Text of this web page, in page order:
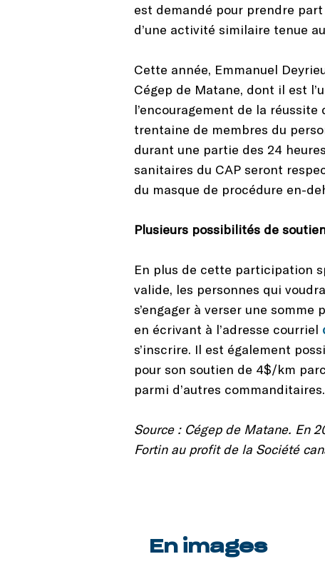
est demandé pour prendre part
d’une activité similaire tenue
Cette année, Emmanuel
Cégep de Matane, dont il est
l’encouragement de la
trentaine de membres du
durant une partie des 24
sanitaires du CAP seront
du masque de procédure en-
Plusieurs possibilités de
En plus de cette participation
valide, les personnes qui
s’engager à verser une
en écrivant à l’adresse courriel
s’inscrire. Il est également
pour son soutien de 4$/km
parmi d’autres commanditaires.
Source : Cégep de Matane. En
Fortin au profit de la Société
En images